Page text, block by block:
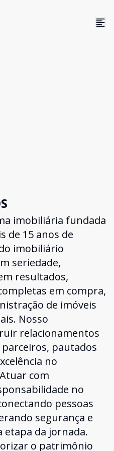
imobiliária fundada
de 15 anos de
imobiliário
seriedade,
resultados,
em compra,
de imóveis
Nosso
relacionamentos
pautados
no
com
no
pessoas
segurança e
etapa da jornada.
o patrimônio